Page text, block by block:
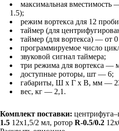
максимальная вместимость
1.5);
режим вортекса для 12
таймер (для
таймер (для вортекса) — от 0
программируемое число
звуковой сигнал таймера;
три режима для вортекса —
доступные роторы, шт — 6;
габариты, Ш х Г х В, мм —
вес, кг — 2,1.
Комплект поставки:
1.5 12х1,5/2 мл, ротор R-0.5/0.2